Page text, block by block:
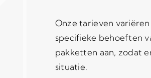
Onze tarieven
specifieke behoeften
pakketten aan, zodat
situatie.